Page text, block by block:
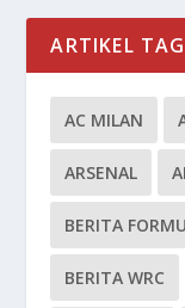
ARTIKEL TAG
AC MILAN
ARSENAL
BERITA
BERITA WRC